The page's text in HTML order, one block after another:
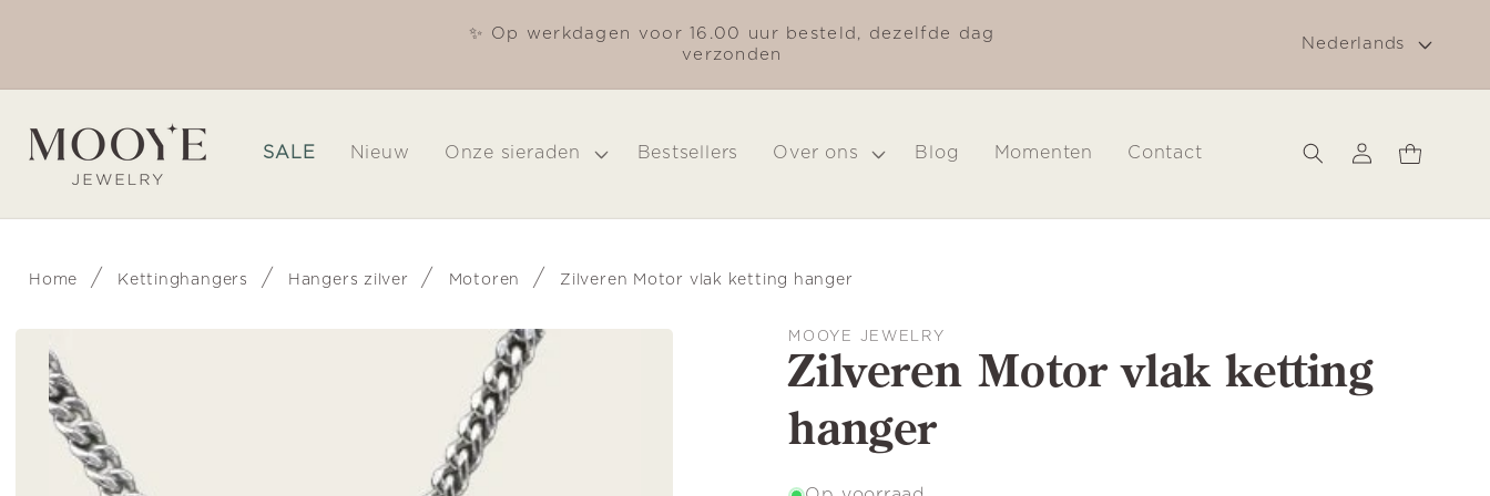
✨ Op werkdagen voor 16.00 uur besteld, dezelfde dag
verzonden
Gratis verzending in Nederland vanaf €
Nederlands
SALE Nieuw Onze sieraden Bestsellers Over ons Blog Momenten Contact Inloggen
Winkelwagen
Home / Kettinghangers / Hangers zilver / Motoren / Zilveren Motor vlak ketting hanger
Ga direct naar
productinformatie
MOOYE JEWELRY
Zilveren Motor vlak ketting
hanger